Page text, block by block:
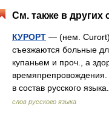
См. также в других
КУРОРТ — (нем.
съезжаются больные
купаньем и проч., а
в состав русского
слов русского языка